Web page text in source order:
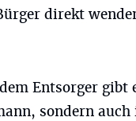
direkt
Entsorger
sondern auch